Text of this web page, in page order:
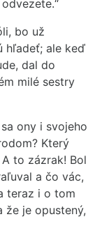
bo už
hľadeť; ale keď
dal do
milé sestry
ony i svojeho
Který
to zázrak! Bol
a čo vác,
teraz i o tom
že je opustený,